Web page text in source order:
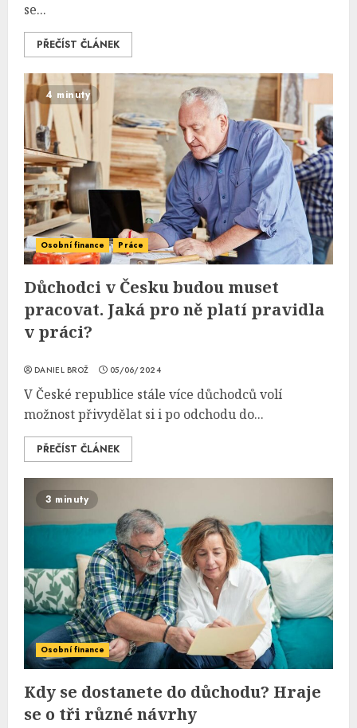
se...
PŘEČÍST ČLÁNEK
4 minuty
Osobní finance Práce
Důchodci v Česku budou muset
pracovat. Jaká pro ně platí pravidla
v práci?
DANIEL BROŽ 05/06/2024
V České republice stále více důchodců volí
možnost přivydělat si i po odchodu do...
PŘEČÍST ČLÁNEK
3 minuty
Osobní finance
Kdy se dostanete do důchodu? Hraje
se o tři různé návrhy